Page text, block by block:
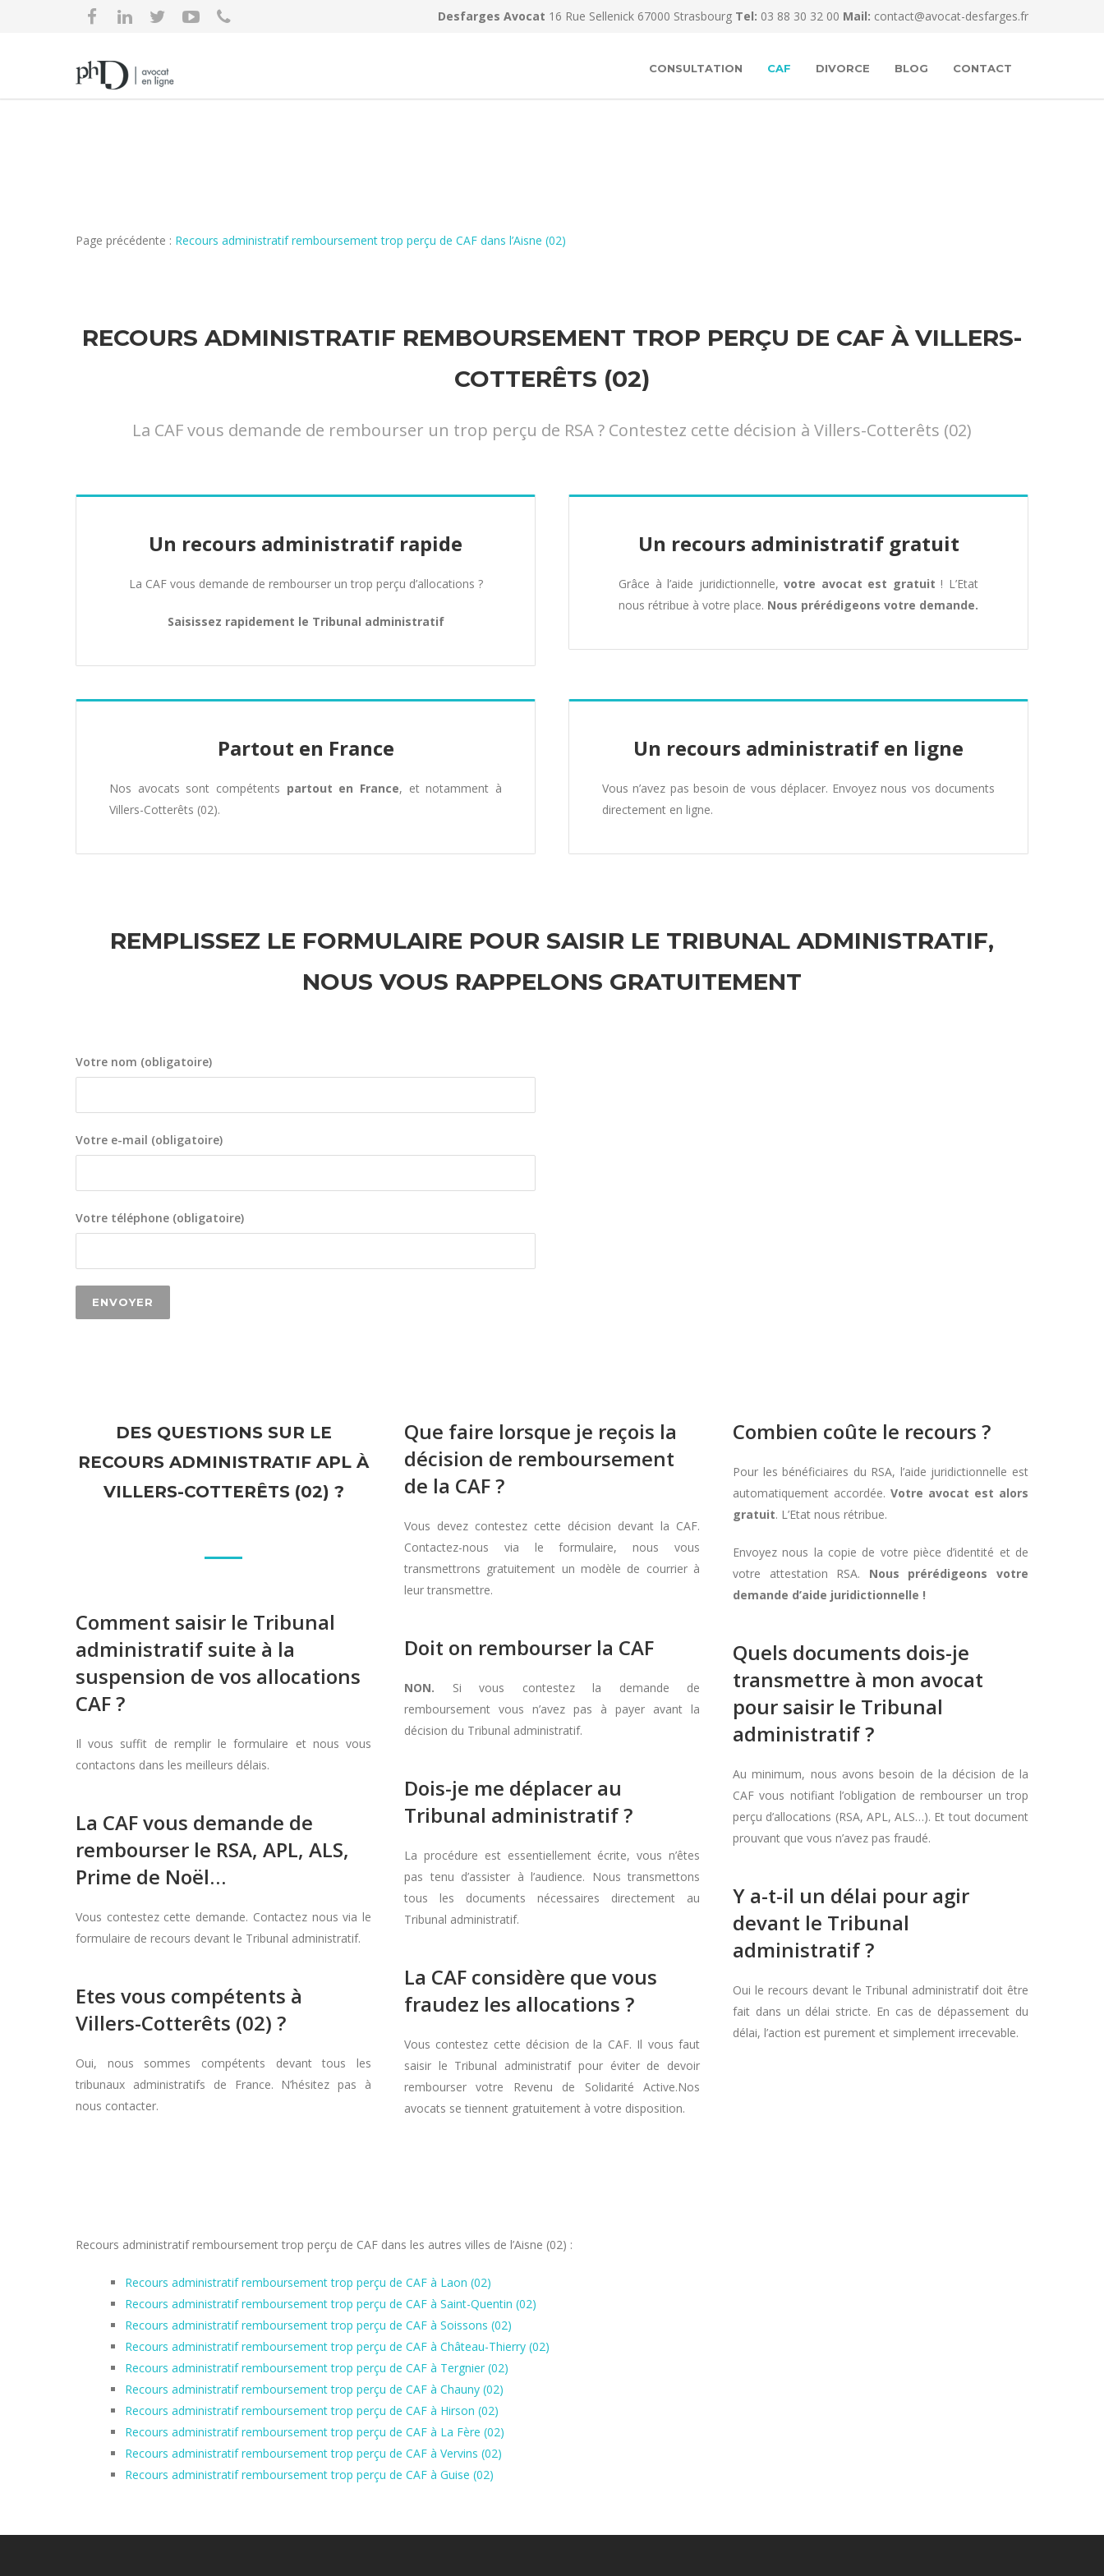
Desfarges Avocat 16 Rue Sellenick 67000 Strasbourg Tel: 03 88 30 32 00 Mail: contact@avocat-desfarges.fr
CONSULTATION CAF DIVORCE BLOG CONTACT
Page précédente : Recours administratif remboursement trop perçu de CAF dans l’Aisne (02)
RECOURS ADMINISTRATIF REMBOURSEMENT TROP PERÇU DE CAF À VILLERS-
COTTERÊTS (02)
La CAF vous demande de rembourser un trop perçu de RSA ? Contestez cette décision à Villers-Cotterêts (02)
Un recours administratif rapide
La CAF vous demande de rembourser un trop perçu d’allocations ?
Saisissez rapidement le Tribunal administratif
Un recours administratif gratuit
Grâce à l’aide juridictionnelle,votre avocat est gratuit ! L’Etat
nous rétribue à votre place. Nous prérédigeons votre demande.
Partout en France
Nos avocats sont compétents partout en France, et notamment à
Villers-Cotterêts (02).
Un recours administratif en ligne
Vous n’avez pas besoin de vous déplacer. Envoyez nous vos documents
directement en ligne.
REMPLISSEZ LE FORMULAIRE POUR SAISIR LE TRIBUNAL ADMINISTRATIF,
NOUS VOUS RAPPELONS GRATUITEMENT
Votre nom (obligatoire)
Votre e-mail (obligatoire)
Votre téléphone (obligatoire)
DES QUESTIONS SUR LE
RECOURS ADMINISTRATIF APL À
VILLERS-COTTERÊTS (02) ?
Comment saisir le Tribunal
administratif suite à la
suspension de vos allocations
CAF ?
Il vous suffit de remplir le formulaire et nous vous
contactons dans les meilleurs délais.
La CAF vous demande de
rembourser le RSA, APL, ALS,
Prime de Noël…
Vous contestez cette demande. Contactez nous via le
formulaire de recours devant le Tribunal administratif.
Etes vous compétents à
Villers-Cotterêts (02) ?
Oui, nous sommes compétents devant tous les
tribunaux administratifs de France. N’hésitez pas à
nous contacter.
Que faire lorsque je reçois la
décision de remboursement
de la CAF ?
Vous devez contestez cette décision devant la CAF.
Contactez-nous via le formulaire, nous vous
transmettrons gratuitement un modèle de courrier à
leur transmettre.
Doit on rembourser la CAF
NON. Si vous contestez la demande de
remboursement vous n’avez pas à payer avant la
décision du Tribunal administratif.
Dois-je me déplacer au
Tribunal administratif ?
La procédure est essentiellement écrite, vous n’êtes
pas tenu d’assister à l’audience. Nous transmettons
tous les documents nécessaires directement au
Tribunal administratif.
La CAF considère que vous
fraudez les allocations ?
Vous contestez cette décision de la CAF. Il vous faut
saisir le Tribunal administratif pour éviter de devoir
rembourser votre Revenu de Solidarité Active.Nos
avocats se tiennent gratuitement à votre disposition.
Combien coûte le recours ?
Pour les bénéficiaires du RSA, l’aide juridictionnelle est
automatiquement accordée. Votre avocat est alors
gratuit. L’Etat nous rétribue.
Envoyez nous la copie de votre pièce d’identité et de
votre attestation RSA. Nous prérédigeons votre
demande d’aide juridictionnelle !
Quels documents dois-je
transmettre à mon avocat
pour saisir le Tribunal
administratif ?
Au minimum, nous avons besoin de la décision de la
CAF vous notifiant l’obligation de rembourser un trop
perçu d’allocations (RSA, APL, ALS…). Et tout document
prouvant que vous n’avez pas fraudé.
Y a-t-il un délai pour agir
devant le Tribunal
administratif ?
Oui le recours devant le Tribunal administratif doit être
fait dans un délai stricte. En cas de dépassement du
délai, l’action est purement et simplement irrecevable.
Recours administratif remboursement trop perçu de CAF dans les autres villes de l’Aisne (02) :
Recours administratif remboursement trop perçu de CAF à Laon (02)
Recours administratif remboursement trop perçu de CAF à Saint-Quentin (02)
Recours administratif remboursement trop perçu de CAF à Soissons (02)
Recours administratif remboursement trop perçu de CAF à Château-Thierry (02)
Recours administratif remboursement trop perçu de CAF à Tergnier (02)
Recours administratif remboursement trop perçu de CAF à Chauny (02)
Recours administratif remboursement trop perçu de CAF à Hirson (02)
Recours administratif remboursement trop perçu de CAF à La Fère (02)
Recours administratif remboursement trop perçu de CAF à Vervins (02)
Recours administratif remboursement trop perçu de CAF à Guise (02)